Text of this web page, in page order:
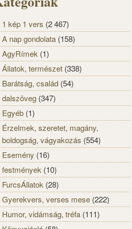
1 kép 1 vers (2 467)
A nap gondolata (158)
AgyRímek (1)
Állatok, természet (338)
Barátság, család (54)
dalszöveg (347)
Egyéb (1)
Érzelmek, szeretet, magány,
boldogság, vágyakozás (554)
Esemény (16)
festmények (10)
FurcsÁllatok (28)
Gyerekvers, verses mese (222)
Humor, vidámság, tréfa (111)